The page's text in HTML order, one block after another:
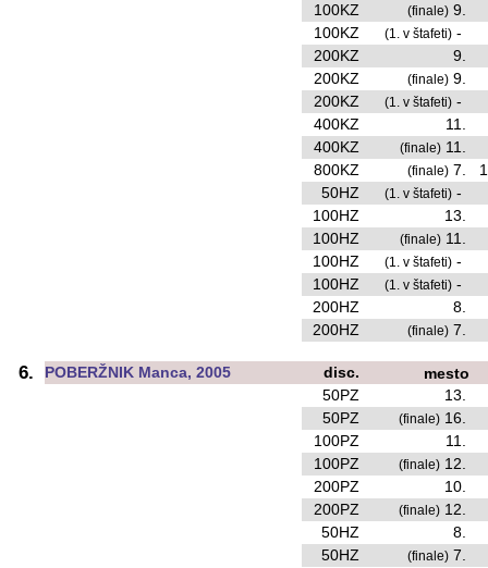
100KZ
(finale) 9.
100KZ
(1. v štafeti) -
200KZ
9.
200KZ
(finale) 9.
200KZ
(1. v štafeti) -
400KZ
11.
400KZ
(finale) 11.
800KZ
(finale) 7.
50HZ
(1. v štafeti) -
100HZ
13.
100HZ
(finale) 11.
100HZ
(1. v štafeti) -
100HZ
(1. v štafeti) -
200HZ
8.
200HZ
(finale) 7.
6. POBERŽNIK Manca, 2005 disc.
mesto
50PZ
13.
50PZ
(finale) 16.
100PZ
11.
100PZ
(finale) 12.
200PZ
10.
200PZ
(finale) 12.
50HZ
8.
50HZ
(finale) 7.